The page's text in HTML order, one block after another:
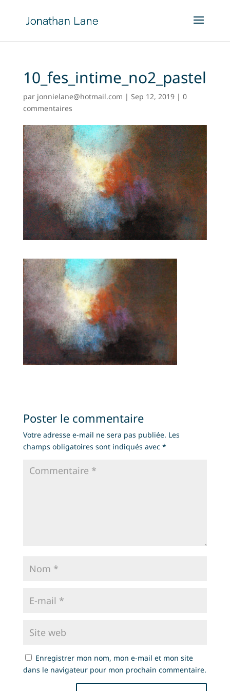
10_fes_intime_no2_pastel
par jonnielane@hotmail.com | Sep 12, 2019| 0
commentaires
Poster le commentaire
Votre adresse e-mail ne sera pas publiée. Les
champs obligatoires sont indiqués avec *
Enregistrer mon nom, mon e-mail et mon site
dans le navigateur pour mon prochain commentaire.